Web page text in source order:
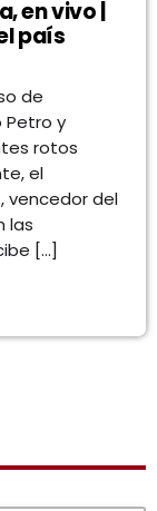
en vivo |
país
de
Petro y
rotos
el
vencedor del
las
[…]